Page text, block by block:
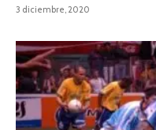
3 diciembre, 2020